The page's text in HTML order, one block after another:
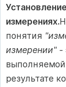
измерениях.
понятия
измерении" -
результате